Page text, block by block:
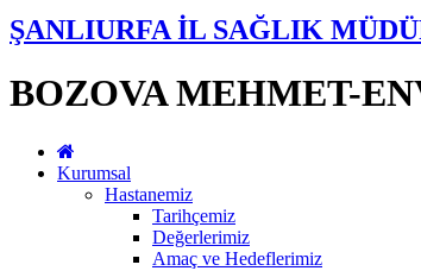
ŞANLIURFA İL SAĞLIK
BOZOVA MEHMET-
Kurumsal
Hastanemiz
Tarihçemiz
Değerlerimiz
Amaç ve Hedeflerimiz